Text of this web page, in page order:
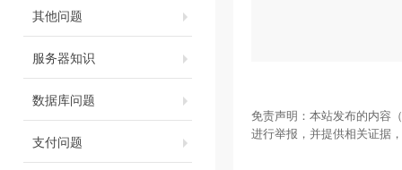
其他问题
服务器知识
数据库问题
支付问题
免责声明：本站发布的内容
进行举报，并提供相关证据